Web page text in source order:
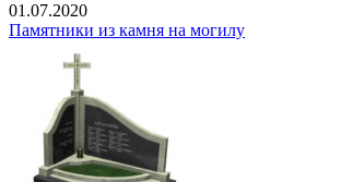
01.07.2020
Памятники из камня на могилу